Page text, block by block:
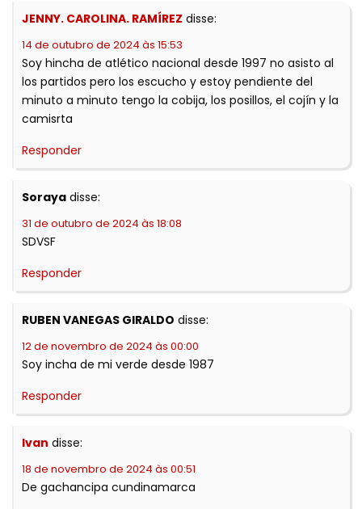
JENNY. CAROLINA. RAMÍREZ disse:
14 de outubro de 2024 às 15:53
Soy hincha de atlético nacional desde 1997 no asisto al
los partidos pero los escucho y estoy pendiente del
minuto a minuto tengo la cobija, los posillos, el cojín y la
camisrta
Responder
Soraya disse:
31 de outubro de 2024 às 18:08
SDVSF
Responder
RUBEN VANEGAS GIRALDO disse:
12 de novembro de 2024 às 00:00
Soy incha de mi verde desde 1987
Responder
Ivan disse:
18 de novembro de 2024 às 00:51
De gachancipa cundinamarca